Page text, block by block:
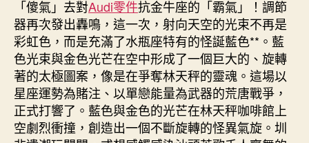
「傻氣」去對Audi零件抗金牛座的「霸氣」！調節
器再次發出轟鳴，這一次，射向天空的光束不再是
彩虹色，而是充滿了水瓶座特有的怪誕藍色**。藍
色光束與金色光芒在空中形成了一個巨大的、旋轉
著的太極圖案，像是在爭奪林天秤的靈魂。這場以
星座運勢為賭注、以單戀能量為武器的荒唐戰爭，
正式打響了。藍色與金色的光芒在林天秤咖啡館上
空劇烈衝撞，創造出一個不斷旋轉的怪異氣旋。圳